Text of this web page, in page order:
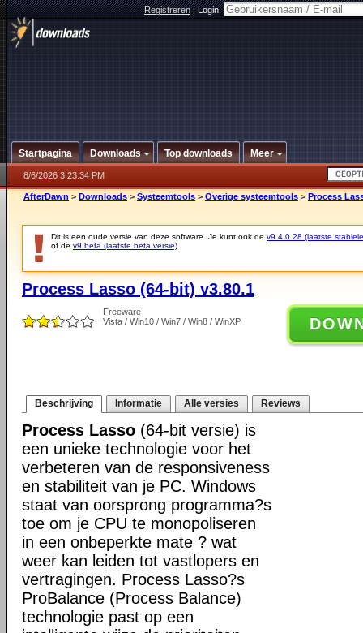
Registreren|Login:
Startpagina Downloads Top downloads Meer
8/6/2026 3:23:34 PM
AfterDawn > Downloads > Systeemtools > Overige systeemtools > Process
Dit is een oude versie van deze software. Je kunt ook de v9.4.0.28 (laatste
of de v9 beta (laatste beta versie)
Process Lasso (64-bit) v3.80.1
Freeware
Vista / Win10 / Win7 / Win8 / WinXP
Beschrijving Informatie Alle versies Reviews
Process Lasso (64-bit versie) is
een unieke technologie voor het
verbeteren van de responsiveness
en stabiliteit van je PC. Windows
staat van oorsprong programma?s
toe om je CPU te monopoliseren
in een onbeperkte mate ? wat
weer kan leiden tot vastlopers en
vertragingen. Process Lasso?s
ProBalance (Process Balance)
technologie past op een